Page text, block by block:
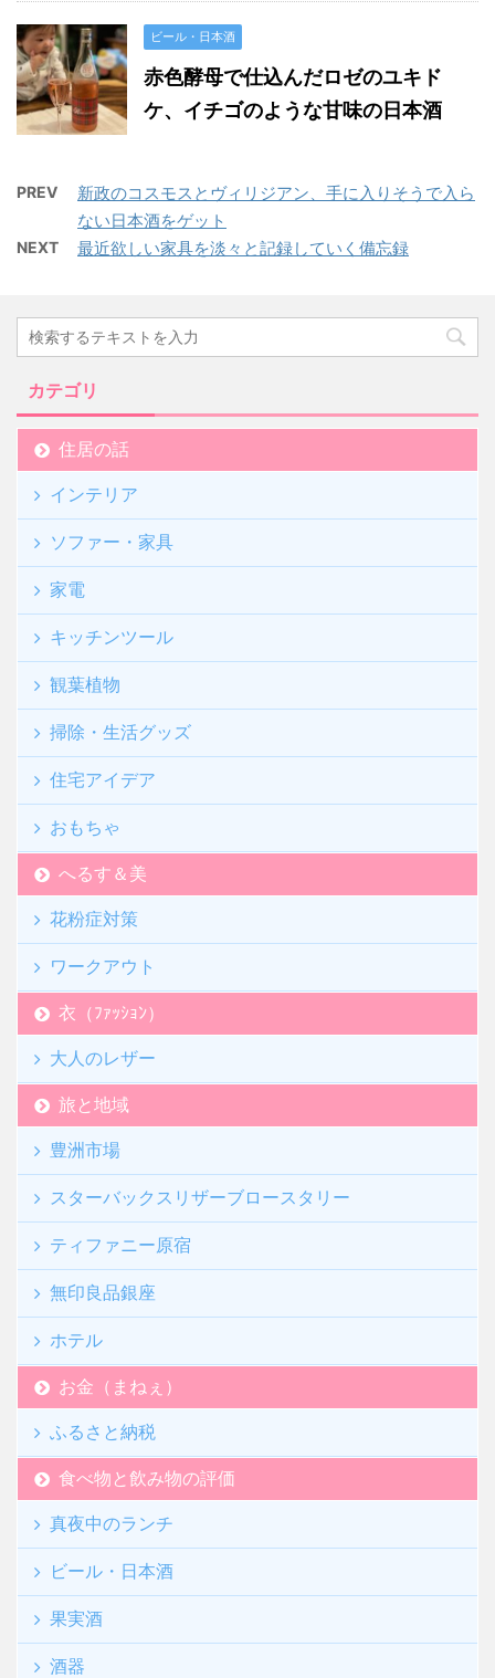
ビール・日本酒
赤色酵母で仕込んだロゼのユキド
ケ、イチゴのような甘味の日本酒
PREV
新政のコスモスとヴィリジアン、手に入りそうで入ら
ない日本酒をゲット
NEXT 最近欲しい家具を淡々と記録していく備忘録
カテゴリ
住居の話
インテリア
ソファー・家具
家電
キッチンツール
観葉植物
掃除・生活グッズ
住宅アイデア
おもちゃ
へるす＆美
花粉症対策
ワークアウト
衣（ﾌｧｯｼｮﾝ）
大人のレザー
旅と地域
豊洲市場
スターバックスリザーブロースタリー
ティファニー原宿
無印良品銀座
ホテル
お金（まねぇ）
ふるさと納税
食べ物と飲み物の評価
真夜中のランチ
ビール・日本酒
果実酒
酒器